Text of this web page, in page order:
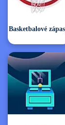
Basketbalové